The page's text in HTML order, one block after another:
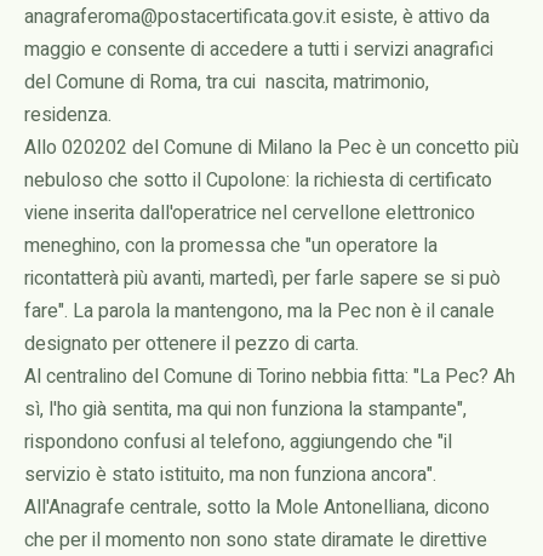
anagraferoma@postacertificata.gov.it esiste, è attivo da
maggio e consente di accedere a tutti i servizi anagrafici
del Comune di Roma, tra cui nascita, matrimonio,
residenza.
Allo 020202 del Comune di Milano la Pec è un concetto più
nebuloso che sotto il Cupolone: la richiesta di certificato
viene inserita dall'operatrice nel cervellone elettronico
meneghino, con la promessa che "un operatore la
ricontatterà più avanti, martedì, per farle sapere se si può
fare". La parola la mantengono, ma la Pec non è il canale
designato per ottenere il pezzo di carta.
Al centralino del Comune di Torino nebbia fitta: "La Pec? Ah
sì, l'ho già sentita, ma qui non funziona la stampante",
rispondono confusi al telefono, aggiungendo che "il
servizio è stato istituito, ma non funziona ancora".
All'Anagrafe centrale, sotto la Mole Antonelliana, dicono
che per il momento non sono state diramate le direttive